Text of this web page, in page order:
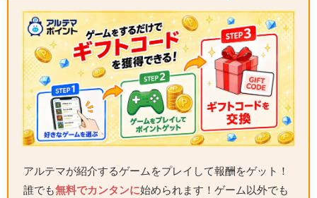
アルテマが紹介するゲームをプレイして報酬をゲット！
誰でも無料でカンタンに始められます！ゲーム以外でも